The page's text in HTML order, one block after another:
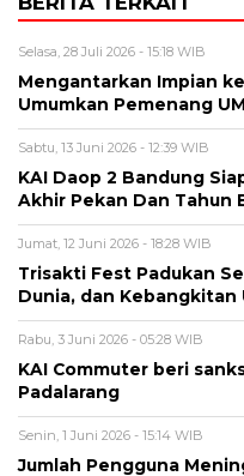
Selasa, 28 Juli 2026 - 15:18 WIB
Mengantarkan Impian
Umumkan Pemenang
Sabtu, 13 Juni 2026 - 12:39 WIB
KAI Daop 2 Bandung
Akhir Pekan Dan Tahun
Jumat, 12 Juni 2026 - 18:28 WIB
Trisakti Fest Padukan
Dunia, dan Kebangkitan
Rabu, 3 Juni 2026 - 05:28 WIB
KAI Commuter beri
Padalarang
Senin, 1 Juni 2026 - 15:14 WIB
Jumlah Pengguna